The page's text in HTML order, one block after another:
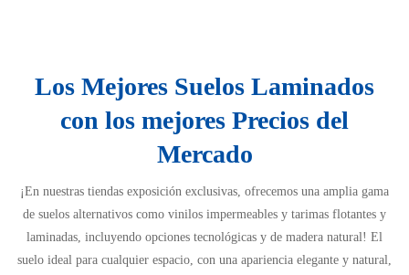
Los Mejores Suelos Laminados
con los mejores Precios del
Mercado
¡En nuestras tiendas exposición exclusivas, ofrecemos una amplia gama
de suelos alternativos como vinilos impermeables y tarimas flotantes y
laminadas, incluyendo opciones tecnológicas y de madera natural! El
suelo ideal para cualquier espacio, con una apariencia elegante y natural,